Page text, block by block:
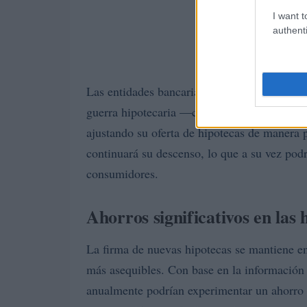
I want
Las entidades bancarias están adoptando
guerra hipotecaria —como se ha visto en
ajustando su oferta de hipotecas de
continuará su descenso, lo que a su vez
consumidores.
Ahorros significativos en las
La firma de nuevas hipotecas se mantiene
más asequibles. Con base en la
anualmente podrían experimentar un